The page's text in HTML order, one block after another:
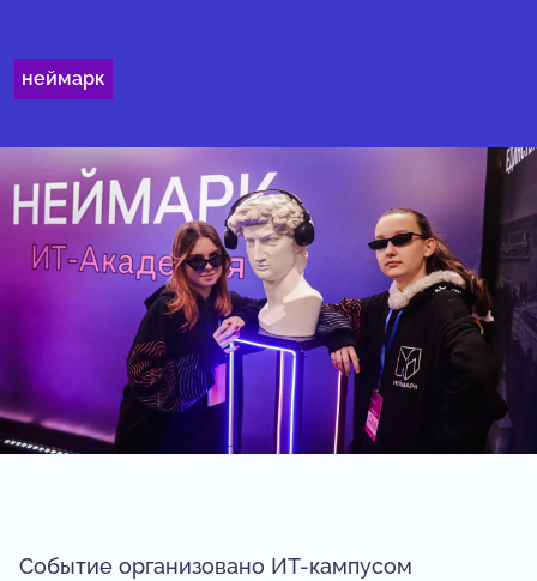
неймарк
Событие организовано ИТ-кампусом